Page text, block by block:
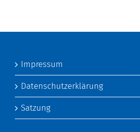
Impressum
Datenschutzerklärung
Satzung